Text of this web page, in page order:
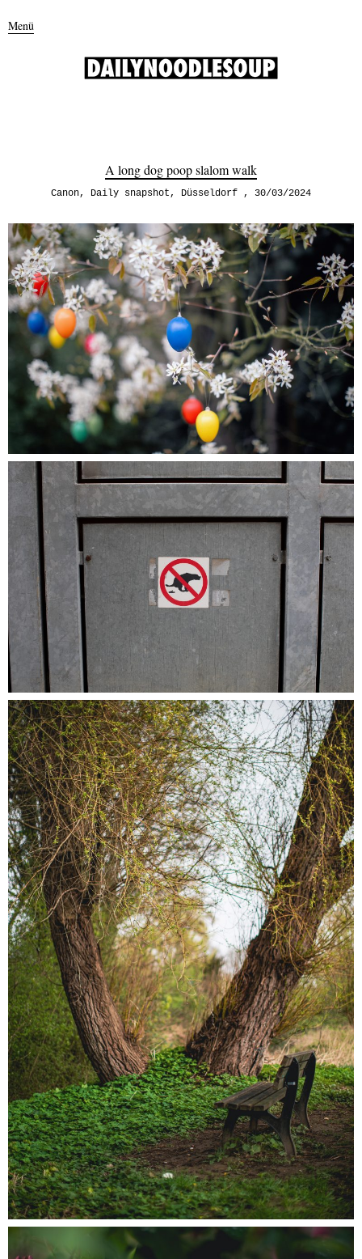
Menü
A long dog poop slalom walk
Canon, Daily snapshot, Düsseldorf 30/03/2024